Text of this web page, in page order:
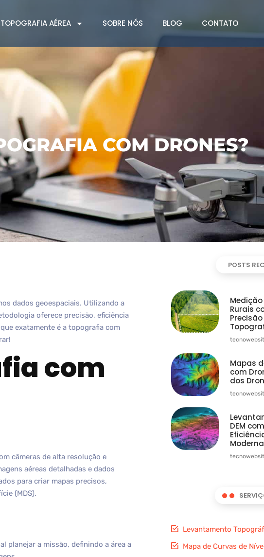
AÉREA SOBRE NÓS BLOG CONTATO
COM DRONES?
dados geoespaciais. Utilizando a
oferece precisão, eficiência
exatamente é a topografia com
com
câmeras de alta resolução e
aéreas detalhadas e dados
para criar mapas precisos,
(MDS).
planejar a missão, definindo a área a
POSTS
Rurais
Mapas
com
dos
DEM
Moderna
Levantamento
Mapa de Curvas de